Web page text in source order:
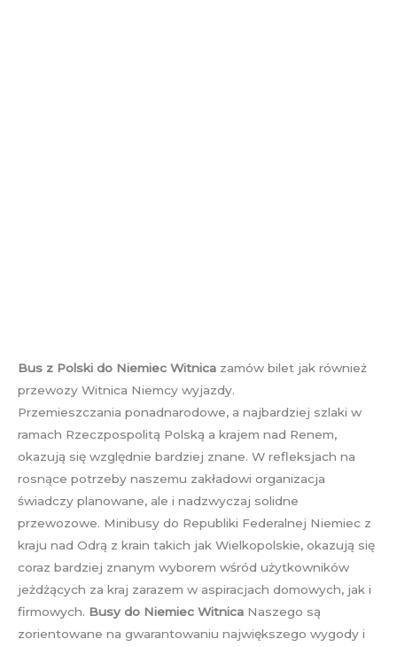
Bus z Polski do Niemiec Witnica zamów bilet jak również
przewozy Witnica Niemcy wyjazdy.
Przemieszczania ponadnarodowe, a najbardziej szlaki w
ramach Rzeczpospolitą Polską a krajem nad Renem,
okazują się względnie bardziej znane. W refleksjach na
rosnące potrzeby naszemu zakładowi organizacja
świadczy planowane, ale i nadzwyczaj solidne
przewozowe. Minibusy do Republiki Federalnej Niemiec z
kraju nad Odrą z krain takich jak Wielkopolskie, okazują się
coraz bardziej znanym wyborem wśród użytkowników
jeżdżących za kraj zarazem w aspiracjach domowych, jak i
firmowych. Busy do Niemiec Witnica Naszego są
zorientowane na gwarantowaniu największego wygody i